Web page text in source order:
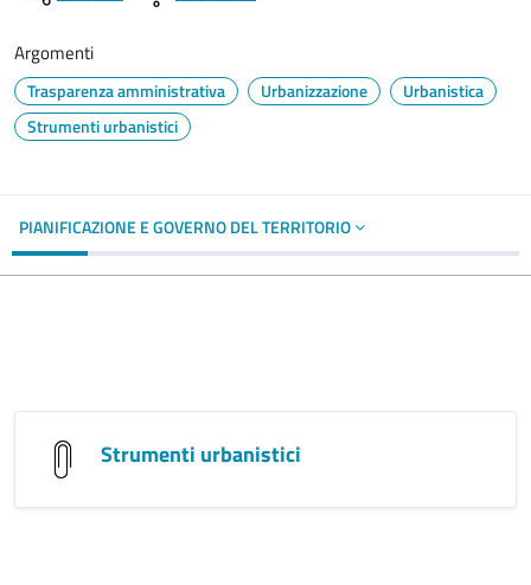
Argomenti
Trasparenza amministrativa Urbanizzazione
Urbanistica
Strumenti urbanistici
PIANIFICAZIONE E GOVERNO DEL TERRITORIO
Strumenti urbanistici